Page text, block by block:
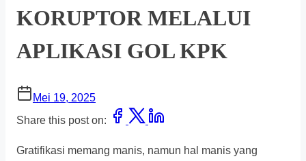
KORUPTOR MELALUI
APLIKASI GOL KPK
Mei 19, 2025
Share this post on:
Gratifikasi memang manis, namun hal manis yang